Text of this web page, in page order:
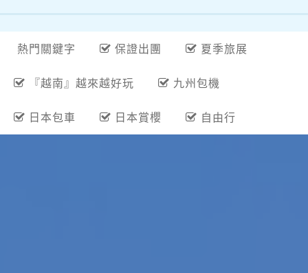
熱門關鍵字 保證出團 夏季旅展
『越南』越來越好玩 九州包機
日本包車 日本賞櫻 自由行